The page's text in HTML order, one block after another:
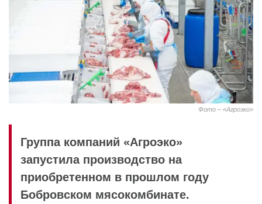
Фото – «Агроэко»
Группа компаний «Агроэко»
запустила производство на
приобретенном в прошлом году
Бобровском мясокомбинате.